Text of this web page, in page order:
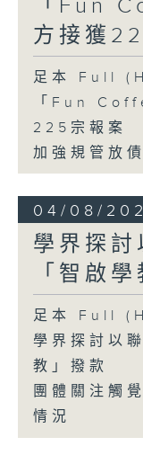
「Fun
方接獲
足本 Full
「Fun
225宗報案
加強規管放
04/08/
學界探討
「智啟
足本 Full
學界探討以
教」撥款
團體關注觸
情況